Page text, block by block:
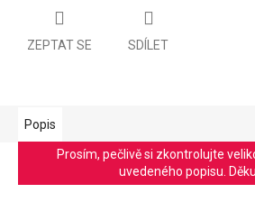
ZEPTAT SE SDÍLET
Popis
Prosím, pečlivě si zkontrolujte
uvedeného popisu.